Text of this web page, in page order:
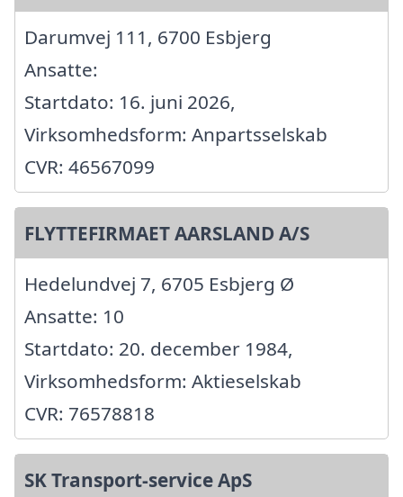
Darumvej 111, 6700 Esbjerg
Ansatte:
Startdato: 16. juni 2026,
Virksomhedsform: Anpartsselskab
CVR: 46567099
FLYTTEFIRMAET AARSLAND A/S
Hedelundvej 7, 6705 Esbjerg Ø
Ansatte: 10
Startdato: 20. december 1984,
Virksomhedsform: Aktieselskab
CVR: 76578818
SK Transport-service ApS